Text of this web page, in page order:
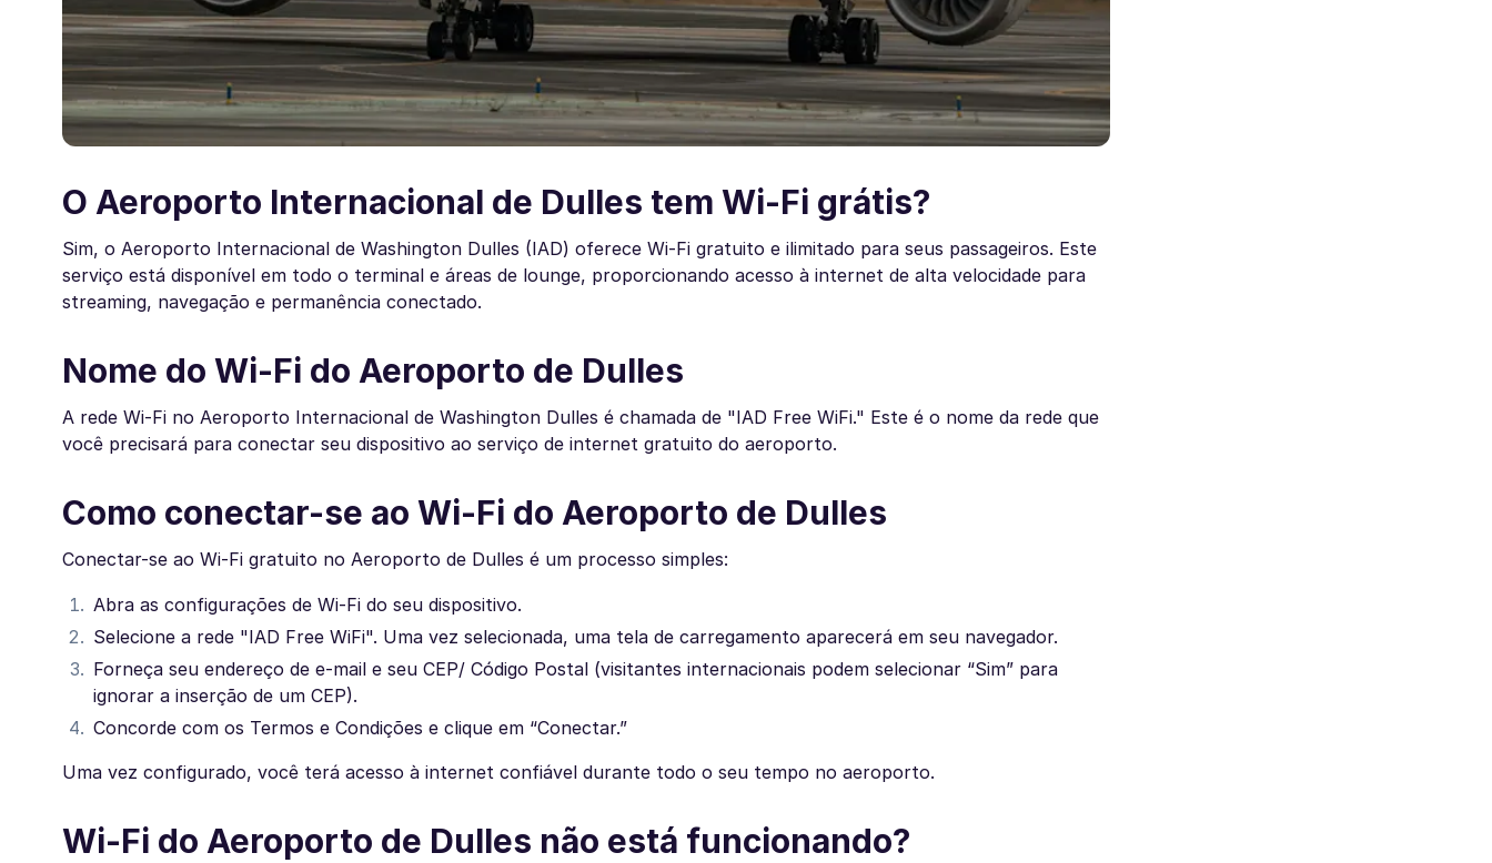
O Aeroporto Internacional de Dulles tem Wi-Fi grátis?
Sim, o Aeroporto Internacional de Washington Dulles (IAD) oferece Wi-Fi gratuito e ilimitado para seus passageiros. Este
serviço está disponível em todo o terminal e áreas de lounge, proporcionando acesso à internet de alta velocidade para
streaming, navegação e permanência conectado.
Nome do Wi-Fi do Aeroporto de Dulles
A rede Wi-Fi no Aeroporto Internacional de Washington Dulles é chamada de "IAD Free WiFi." Este é o nome da rede que
você precisará para conectar seu dispositivo ao serviço de internet gratuito do aeroporto.
Como conectar-se ao Wi-Fi do Aeroporto de Dulles
Conectar-se ao Wi-Fi gratuito no Aeroporto de Dulles é um processo simples:
Abra as configurações de Wi-Fi do seu dispositivo.
Selecione a rede "IAD Free WiFi". Uma vez selecionada, uma tela de carregamento aparecerá em seu navegador.
Forneça seu endereço de e-mail e seu CEP/ Código Postal (visitantes internacionais podem selecionar “Sim” para
ignorar a inserção de um CEP).
Concorde com os Termos e Condições e clique em “Conectar.”
Uma vez configurado, você terá acesso à internet confiável durante todo o seu tempo no aeroporto.
Wi-Fi do Aeroporto de Dulles não está funcionando?